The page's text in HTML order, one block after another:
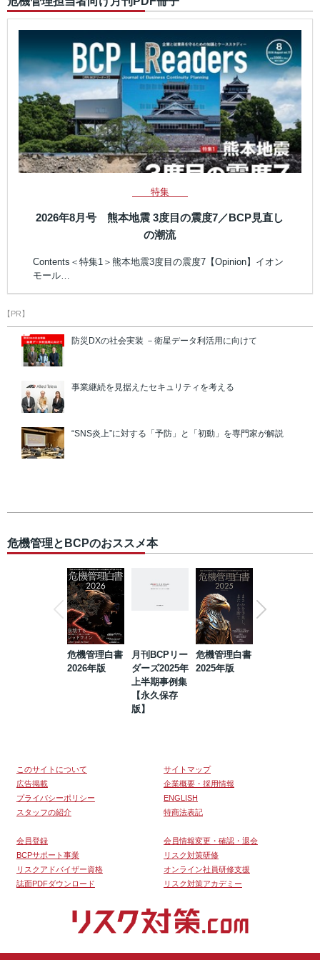
特集
2026年8月号 熊本地震 3度目の震度7／BCP見直し
の潮流
Contents＜特集1＞熊本地震3度目の震度7【Opinion】イオン
モール…
【PR】
防災DXの社会実装 －衛星データ利活用に向けて
事業継続を見据えたセキュリティを考える
“SNS炎上”に対する「予防」と「初動」を専門家が解説
危機管理とBCPのおススメ本
危機管理白書
2026年版
月刊BCPリー
ダーズ2025年
上半期事例集
【永久保存
版】
危機管理白書
2025年版
このサイトについて
サイトマップ
広告掲載
企業概要・採用情報
プライバシーポリシー
ENGLISH
スタッフの紹介
特商法表記
会員登録
会員情報変更・確認・退会
BCPサポート事業
リスク対策研修
リスクアドバイザー資格
オンライン社員研修支援
誌面PDFダウンロード
リスク対策アカデミー